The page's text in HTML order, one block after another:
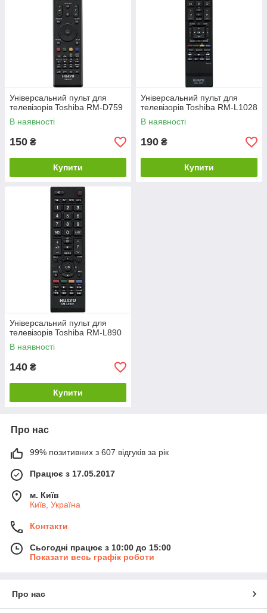
Універсальний пульт для
телевізорів Toshiba RM-D759
В наявності
150 ₴
Купити
Універсальний пульт для
телевізорів Toshiba RM-L1028
В наявності
190 ₴
Купити
Універсальний пульт для
телевізорів Toshiba RM-L890
В наявності
140 ₴
Купити
Про нас
99% позитивних з 607 відгуків за рік
Працює з 17.05.2017
м. Київ
Київ, Україна
Контакти
Сьогодні працює з 10:00 до 15:00
Показати весь графік роботи
Про нас